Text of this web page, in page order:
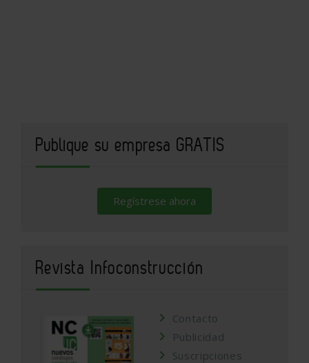
Publique su empresa GRATIS
Regístrese ahora
Revista Infoconstrucción
Contacto
Publicidad
Suscripciones